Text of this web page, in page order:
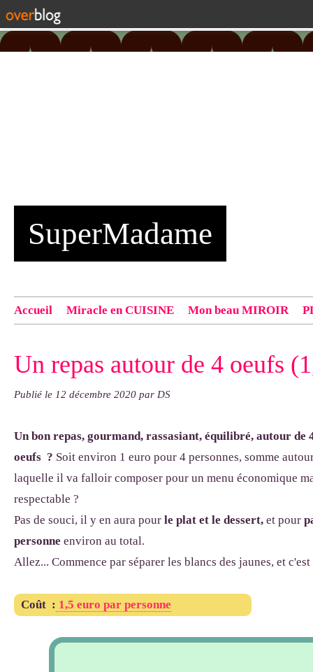
SuperMadame
Accueil Miracle en CUISINE Mon beau MIROIR
exemple : "Bonnet cloche From Annie", "Veste Rue
Un repas autour de 4 oeufs
Publié le 12 décembre 2020 par DS
Un bon repas, gourmand, rassasiant, équilibré, autour de
oeufs ? Soit environ 1 euro pour 4 personnes, somme
laquelle il va falloir composer pour un menu économique
respectable ?
Pas de souci, il y en aura pour le plat et le dessert, et pour
personne environ au total.
Allez... Commence par séparer les blancs des jaunes, et
Coût : 1,5 euro par personne